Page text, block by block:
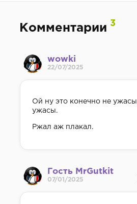
Комментарии 3
wowki
22/07/2025
Ой ну это конечно не
ужасы.
Ржал аж плакал.
Гость MrGutkit
07/01/2025